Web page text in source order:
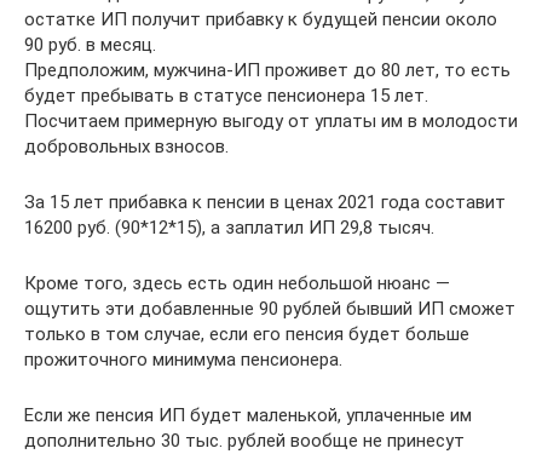
остатке ИП получит прибавку к будущей пенсии около
90 руб. в месяц.
Предположим, мужчина-ИП проживет до 80 лет, то есть
будет пребывать в статусе пенсионера 15 лет.
Посчитаем примерную выгоду от уплаты им в молодости
добровольных взносов.
За 15 лет прибавка к пенсии в ценах 2021 года составит
16200 руб. (90*12*15), а заплатил ИП 29,8 тысяч.
Кроме того, здесь есть один небольшой нюанс —
ощутить эти добавленные 90 рублей бывший ИП сможет
только в том случае, если его пенсия будет больше
прожиточного минимума пенсионера.
Если же пенсия ИП будет маленькой, уплаченные им
дополнительно 30 тыс. рублей вообще не принесут